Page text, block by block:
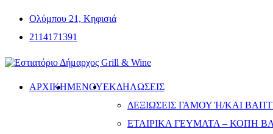
Ολύμπου 21, Κηφισιά
2114171391
ΑΡΧΙΚΗΜΕΝΟΎΕΚΔΗΛΏΣΕΙΣ
ΔΕΞΙΏΣΕΙΣ ΓΆΜΟΥ Ή/ΚΑΙ
ΕΤΑΙΡΙΚΆ ΓΕΎΜΑΤΑ – ΚΟΠΉ